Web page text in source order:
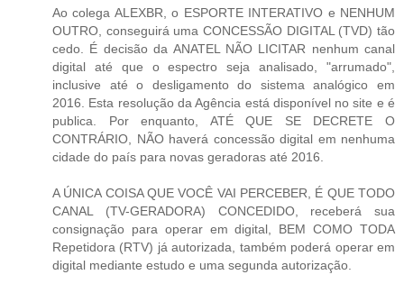
Ao colega ALEXBR, o ESPORTE INTERATIVO e NENHUM
OUTRO, conseguirá uma CONCESSÃO DIGITAL (TVD) tão
cedo. É decisão da ANATEL NÃO LICITAR nenhum canal
digital até que o espectro seja analisado, "arrumado",
inclusive até o desligamento do sistema analógico em
2016. Esta resolução da Agência está disponível no site e é
publica. Por enquanto, ATÉ QUE SE DECRETE O
CONTRÁRIO, NÃO haverá concessão digital em nenhuma
cidade do país para novas geradoras até 2016.
A ÚNICA COISA QUE VOCÊ VAI PERCEBER, É QUE TODO
CANAL (TV-GERADORA) CONCEDIDO, receberá sua
consignação para operar em digital, BEM COMO TODA
Repetidora (RTV) já autorizada, também poderá operar em
digital mediante estudo e uma segunda autorização.